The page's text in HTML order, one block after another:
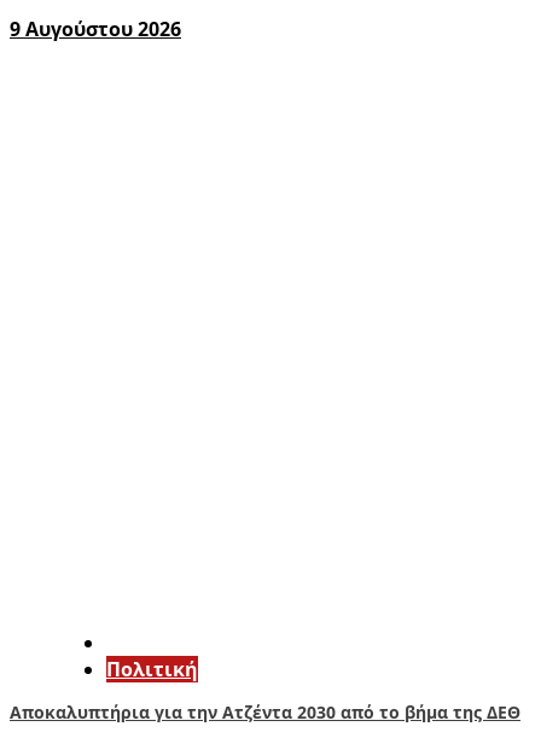
9 Αυγούστου 2026
Πολιτική
Αποκαλυπτήρια για την Ατζέντα 2030 από το βήμα της ΔΕΘ